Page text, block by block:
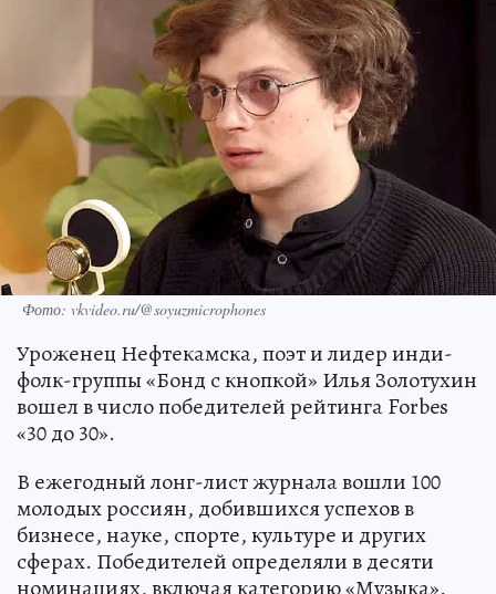
Фото: vkvideo.ru/@soyuzmicrophones
Уроженец Нефтекамска, поэт и лидер инди-
фолк-группы «Бонд с кнопкой» Илья Золотухин
вошел в число победителей рейтинга Forbes
«30 до 30».
В ежегодный лонг-лист журнала вошли 100
молодых россиян, добившихся успехов в
бизнесе, науке, спорте, культуре и других
сферах. Победителей определяли в десяти